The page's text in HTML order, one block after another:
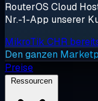
RouterOS Cloud
Nr.-1-App unserer
MikroTik CHR
Den ganzen
Preise